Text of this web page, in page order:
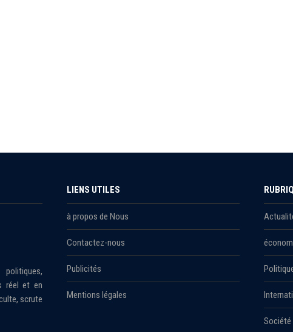
réel et en
scrute
LIENS UTILES
à propos de Nous
Contactez-nous
Publicités
Mentions légales
Société